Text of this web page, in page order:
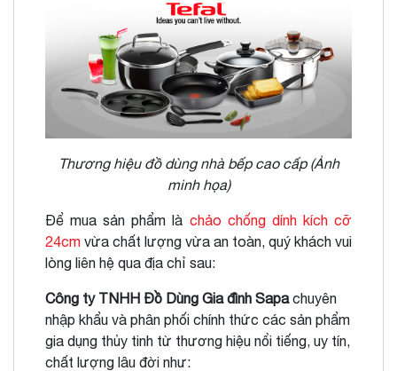
Thương hiệu đồ dùng nhà bếp cao cấp (Ảnh
minh họa)
Để mua sản phẩm là chảo chống dính kích cỡ
24cm vừa chất lượng vừa an toàn, quý khách vui
lòng liên hệ qua địa chỉ sau:
Công ty TNHH Đồ Dùng Gia đình Sapa chuyên
nhập khẩu và phân phối chính thức các sản phẩm
gia dụng thủy tinh từ thương hiệu nổi tiếng, uy tín,
chất lượng lâu đời như: